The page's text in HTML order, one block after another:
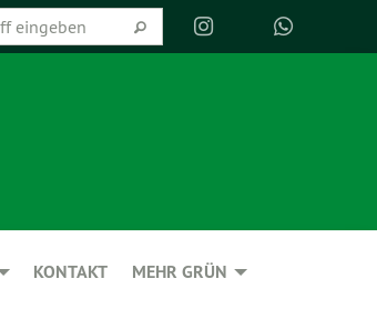
KONTAKT MEHR GRÜN